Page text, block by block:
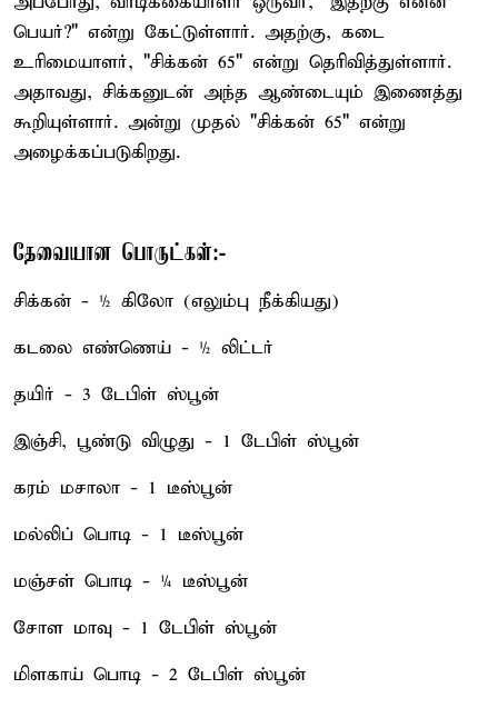
பெயர்?" என்று கேட்டுள்ளார். அதற்கு, கடை
உரிமையாளர், "சிக்கன் 65" என்று தெரிவித்துள்ளார்.
அதாவது, சிக்கனுடன் அந்த ஆண்டையும் இணைத்து
கூறியுள்ளார். அன்று முதல் "சிக்கன் 65" என்று
அழைக்கப்படுகிறது.
தேவையான பொருட்கள்:-
சிக்கன் - ½ கிலோ (எலும்பு நீக்கியது)
கடலை எண்ணெய் - ½ லிட்டர்
தயிர் - 3 டேபிள் ஸ்பூன்
இஞ்சி, பூண்டு விழுது - 1 டேபிள் ஸ்பூன்
கரம் மசாலா - 1 டீஸ்பூன்
மல்லிப் பொடி - 1 டீஸ்பூன்
மஞ்சள் பொடி - ¼ டீஸ்பூன்
சோள மாவு - 1 டேபிள் ஸ்பூன்
மிளகாய் பொடி - 2 டேபிள் ஸ்பூன்